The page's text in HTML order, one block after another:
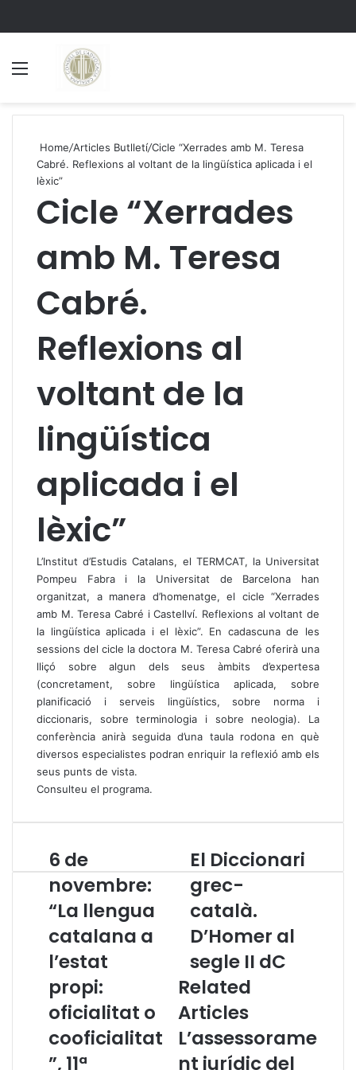
Home/Articles Butlletí/Cicle “Xerrades amb M. Teresa
Cabré. Reflexions al voltant de la lingüística aplicada i el
lèxic”
Cicle “Xerrades
amb M. Teresa
Cabré.
Reflexions al
voltant de la
lingüística
aplicada i el
lèxic”
L’Institut d’Estudis Catalans, el TERMCAT, la Universitat
Pompeu Fabra i la Universitat de Barcelona han
organitzat, a manera d’homenatge, el cicle “Xerrades
amb M. Teresa Cabré i Castellví. Reflexions al voltant de
la lingüística aplicada i el lèxic”. En cadascuna de les
sessions del cicle la doctora M. Teresa Cabré oferirà una
lliçó sobre algun dels seus àmbits d’expertesa
(concretament, sobre lingüística aplicada, sobre
planificació i serveis lingüístics, sobre norma i
diccionaris, sobre terminologia i sobre neologia). La
conferència anirà seguida d’una taula rodona en què
diversos especialistes podran enriquir la reflexió amb els
seus punts de vista.
Consulteu el programa.
6
d
e
n
v
e
m
b
e
:
“
6 de
novembre:
“La llengua
catalana a
l’estat
propi:
oficialitat o
cooficialitat
”, 11ª
E
l
D
c
o
n
r
i
g
El Diccionari
grec-
català.
D’Homer al
segle II dC
Related
Articles
L’assessorame
nt jurídic del